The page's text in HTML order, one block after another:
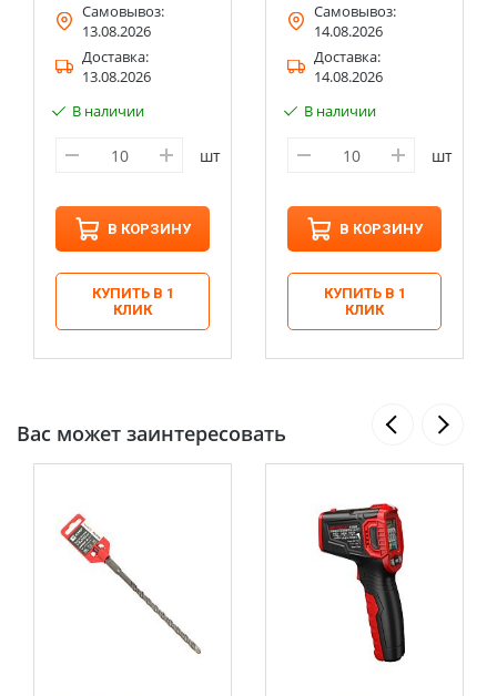
Самовывоз:
13.08.2026
Доставка:
13.08.2026
В наличии
шт
В КОРЗИНУ
КУПИТЬ В 1
КЛИК
Самовывоз:
14.08.2026
Доставка:
14.08.2026
В наличии
шт
В КОРЗИНУ
КУПИТЬ В 1
КЛИК
Вас может заинтересовать